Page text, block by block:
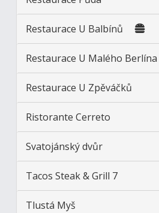
Restaurace U Balbínů
Restaurace U Malého Berlína
Restaurace U Zpěváčků
Ristorante Cerreto
Svatojánský dvůr
Tacos Steak & Grill 7
Tlustá Myš